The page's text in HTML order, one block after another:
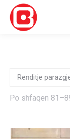
Po shfaqen